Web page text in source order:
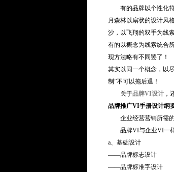
有的品牌以个性化符
月森林以扇状的设计风
沙，以飞翔的双手为线索
有的以概念为线索统合
现方法略有不同罢了！
其实以同一个概念，以
制”不可以拖后退！
关于品牌VI设计 ，
品牌推广VI手册设计纲
企业经营营销所需的
品牌VI与企业VI一样
a、基础设计
——品牌标志设计
——品牌标准字设计